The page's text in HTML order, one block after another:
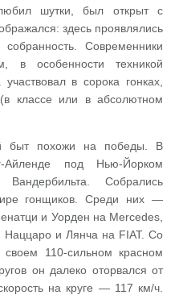
шутки, был открыт с
здесь проявлялись
Современники
в особенности техникой
в сорока гонках,
классе или в абсолютном
быт похожи на победы. В
под Нью-Йорком
Собрались
гонщиков. Среди них —
и Уорден на Mercedes,
Наццаро и Лянча на FIAT. Со
110-сильном красном
он далеко оторвался от
на круге — 117 км/ч.